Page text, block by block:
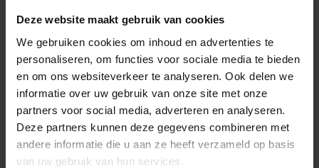
Deze website maakt gebruik van cookies
We gebruiken cookies om inhoud en advertenties te
personaliseren, om functies voor sociale media te bieden
en om ons websiteverkeer te analyseren. Ook delen we
informatie over uw gebruik van onze site met onze
partners voor social media, adverteren en analyseren.
Deze partners kunnen deze gegevens combineren met
andere informatie die u aan ze heeft verzameld op basis
van uw gebruik van hun services.